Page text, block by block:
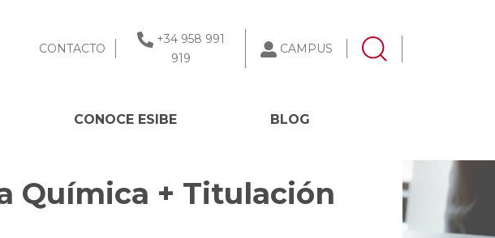
CONTACTO
+34 958 991
919
CAMPUS
CONOCE ESIBE BLOG
Química + Titulación